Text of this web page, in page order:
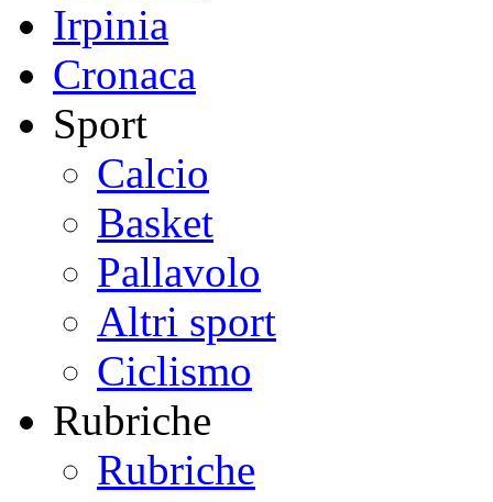
Irpinia
Cronaca
Sport
Calcio
Basket
Pallavolo
Altri sport
Ciclismo
Rubriche
Rubriche